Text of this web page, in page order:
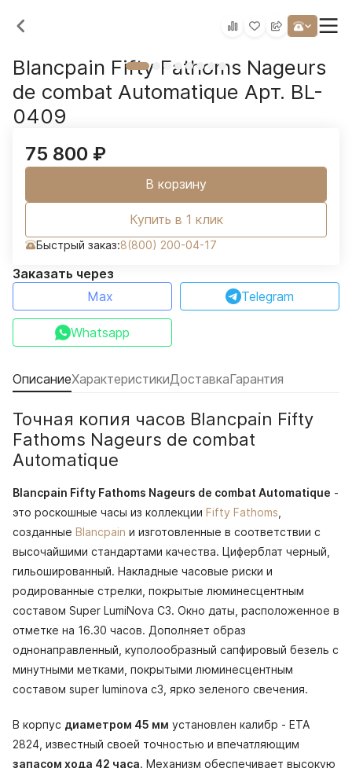
Blancpain Fifty Fathoms Nageurs
de combat Automatique Арт. BL-
0409
75 800 ₽
В корзину
Купить в 1 клик
Быстрый заказ:8(800) 200-04-17
Заказать через
Max
Telegram
Whatsapp
ОписаниеХарактеристикиДоставкаГарантия
Точная копия часов Blancpain Fifty
Fathoms Nageurs de combat
Automatique
Blancpain Fifty Fathoms Nageurs de combat Automatique -
это роскошные часы из коллекции Fifty Fathoms
созданные Blancpain и изготовленные в соответствии с
высочайшими стандартами качества. Циферблат черный,
гильошированный. Накладные часовые риски и
родированные стрелки, покрытые люминесцентным
составом Super LumiNova С3. Окно даты, расположенное в
отметке на 16.30 часов. Дополняет образ
однонаправленный, куполообразный сапфировый безель с
минутными метками, покрытыми люминесцентным
составом super luminova с3, ярко зеленого свечения.
В корпус диаметром 45 мм установлен калибр - ETA
2824, известный своей точностью и впечатляющим
запасом хода 42 часа. Механизм обеспечивает высокую